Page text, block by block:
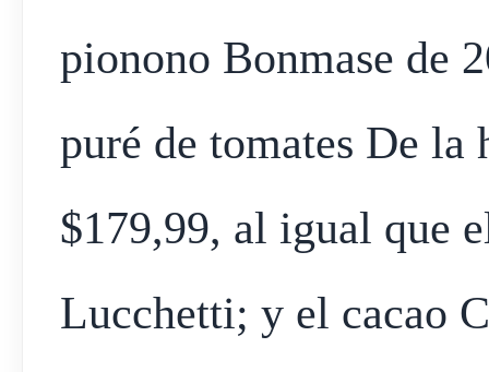
pionono Bonmase de
puré de tomates De la
$179,99, al igual que
Lucchetti; y el cacao